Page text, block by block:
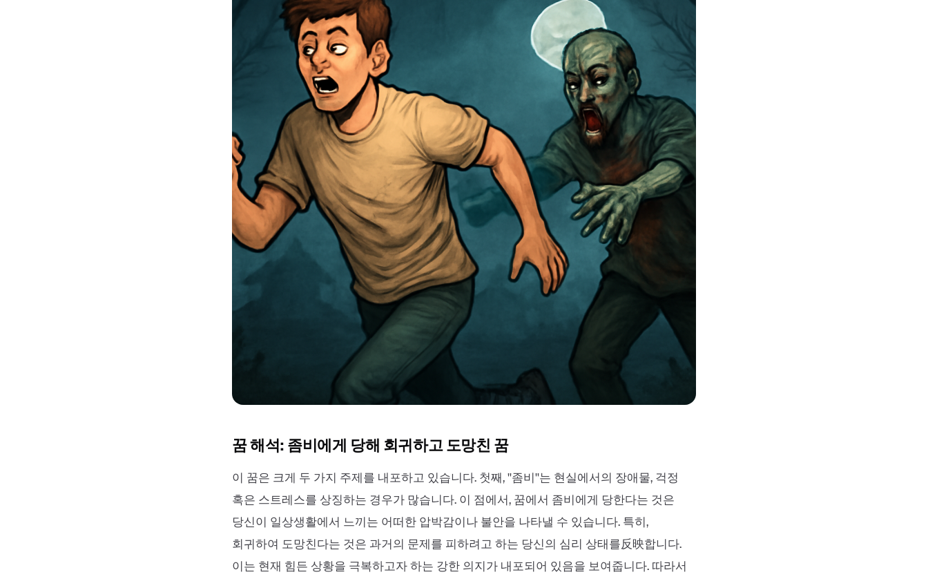
꿈 해석: 좀비에게 당해 회귀하고 도망친 꿈
이 꿈은 크게 두 가지 주제를 내포하고 있습니다. 첫째, ''좀비''는 현실에서의 장애물, 걱정
혹은 스트레스를 상징하는 경우가 많습니다. 이 점에서, 꿈에서 좀비에게 당한다는 것은
당신이 일상생활에서 느끼는 어떠한 압박감이나 불안을 나타낼 수 있습니다. 특히,
회귀하여 도망친다는 것은 과거의 문제를 피하려고 하는 당신의 심리 상태를反映합니다.
이는 현재 힘든 상황을 극복하고자 하는 강한 의지가 내포되어 있음을 보여줍니다. 따라서